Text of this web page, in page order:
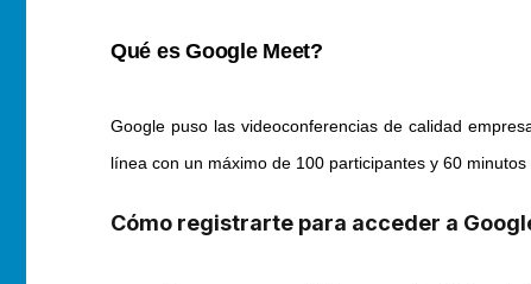
Qué es Google Meet?
Google puso las videoconferencias de calidad
línea con un máximo de 100 participantes y 60 minutos
Cómo registrarte para acceder a